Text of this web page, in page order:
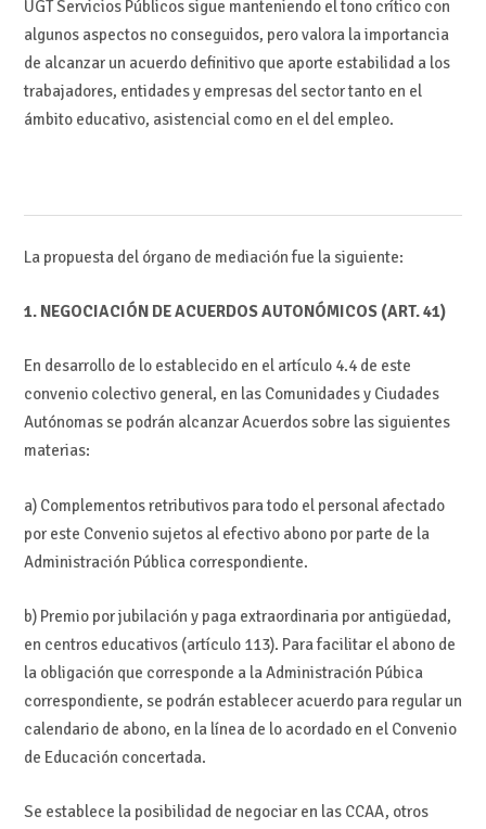
UGT Servicios Públicos sigue manteniendo el tono crítico con
algunos aspectos no conseguidos, pero valora la importancia
de alcanzar un acuerdo definitivo que aporte estabilidad a los
trabajadores, entidades y empresas del sector tanto en el
ámbito educativo, asistencial como en el del empleo.
La propuesta del órgano de mediación fue la siguiente:
1. NEGOCIACIÓN DE ACUERDOS AUTONÓMICOS (ART. 41)
En desarrollo de lo establecido en el artículo 4.4 de este
convenio colectivo general, en las Comunidades y Ciudades
Autónomas se podrán alcanzar Acuerdos sobre las siguientes
materias:
a) Complementos retributivos para todo el personal afectado
por este Convenio sujetos al efectivo abono por parte de la
Administración Pública correspondiente.
b) Premio por jubilación y paga extraordinaria por antigüedad,
en centros educativos (artículo 113). Para facilitar el abono de
la obligación que corresponde a la Administración Púbica
correspondiente, se podrán establecer acuerdo para regular un
calendario de abono, en la línea de lo acordado en el Convenio
de Educación concertada.
Se establece la posibilidad de negociar en las CCAA, otros